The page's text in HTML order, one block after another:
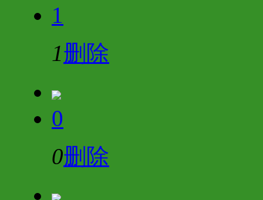
1
1删除
0
0删除